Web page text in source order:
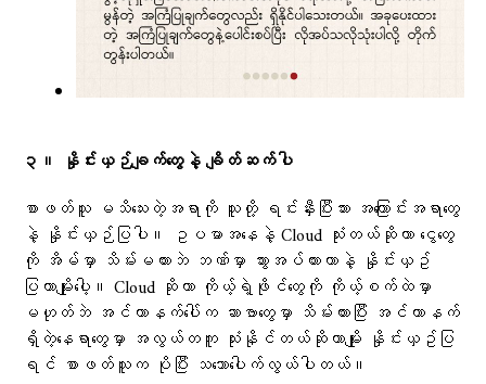
၃။ နှိုင်းယှဉ်ချက်တွေနဲ့ ချိတ်ဆက်ပါ
စာဖတ်သူ မသိသေးတဲ့အရာကို သူတို့ ရင်းနှီးပြီးသား အကြောင်းအရာတွေ
နဲ့ နှိုင်းယှဉ်ပြပါ။ ဥပမာအနေနဲ့ Cloud သုံးတယ်ဆိုတာ ငွေတွေ
ကို အိမ်မှာ သိမ်းမထားဘဲ ဘဏ်မှာ သွားအပ်ထားတာနဲ့ နှိုင်းယှဥ်
ပြတာမျိုးပေါ့။ Cloud ဆိုတာ ကိုယ့်ရဲ့ဖိုင်တွေကို ကိုယ့်စက်ထဲမှာ
မဟုတ်ဘဲ အင်တာနက်ပေါ်က ဆာဗာတွေမှာ သိမ်းထားပြီး အင်တာနက်
ရှိတဲ့နေရာတွေမှာ အလွယ်တကူ သုံးနိုင်တယ်ဆိုတာမျိုး နှိုင်းယှဥ်ပြ
ရင် စာဖတ်သူက ပိုပြီး သဘောပေါက်လွယ်ပါတယ်။